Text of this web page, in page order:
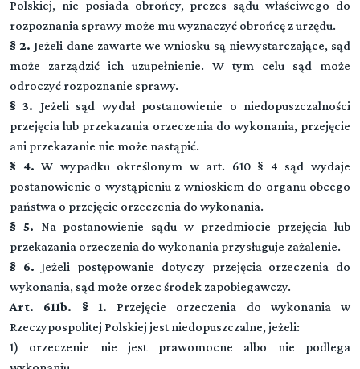
Polskiej, nie posiada obrońcy, prezes sądu właściwego do
rozpoznania sprawy może mu wyznaczyć obrońcę z urzędu.
§ 2. Jeżeli dane zawarte we wniosku są niewystarczające, sąd
może zarządzić ich uzupełnienie. W tym celu sąd może
odroczyć rozpoznanie sprawy.
§ 3. Jeżeli sąd wydał postanowienie o niedopuszczalności
przejęcia lub przekazania orzeczenia do wykonania, przejęcie
ani przekazanie nie może nastąpić.
§ 4. W wypadku określonym w art. 610 § 4 sąd wydaje
postanowienie o wystąpieniu z wnioskiem do organu obcego
państwa o przejęcie orzeczenia do wykonania.
§ 5. Na postanowienie sądu w przedmiocie przejęcia lub
przekazania orzeczenia do wykonania przysługuje zażalenie.
§ 6. Jeżeli postępowanie dotyczy przejęcia orzeczenia do
wykonania, sąd może orzec środek zapobiegawczy.
Art. 611b. § 1. Przejęcie orzeczenia do wykonania w
Rzeczypospolitej Polskiej jest niedopuszczalne, jeżeli:
1) orzeczenie nie jest prawomocne albo nie podlega